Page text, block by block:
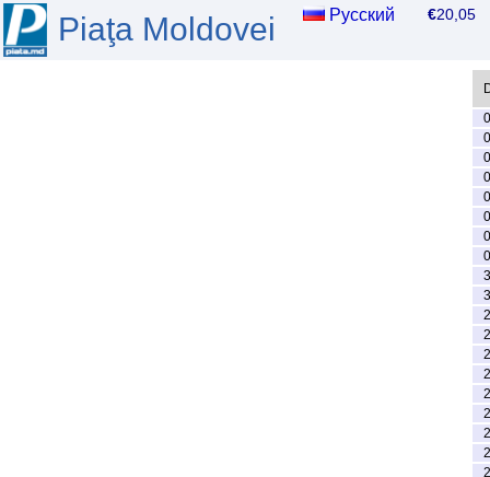
Piaţa Moldovei Русский €